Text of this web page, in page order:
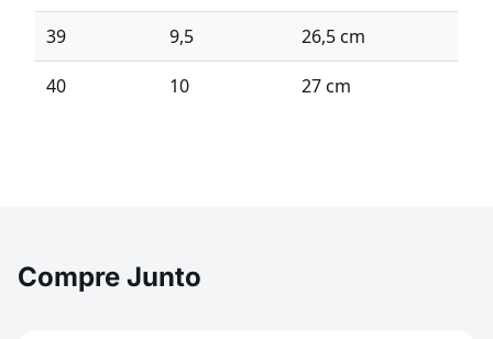
39 9,5 26,5 cm
40 10 27 cm
Compre Junto